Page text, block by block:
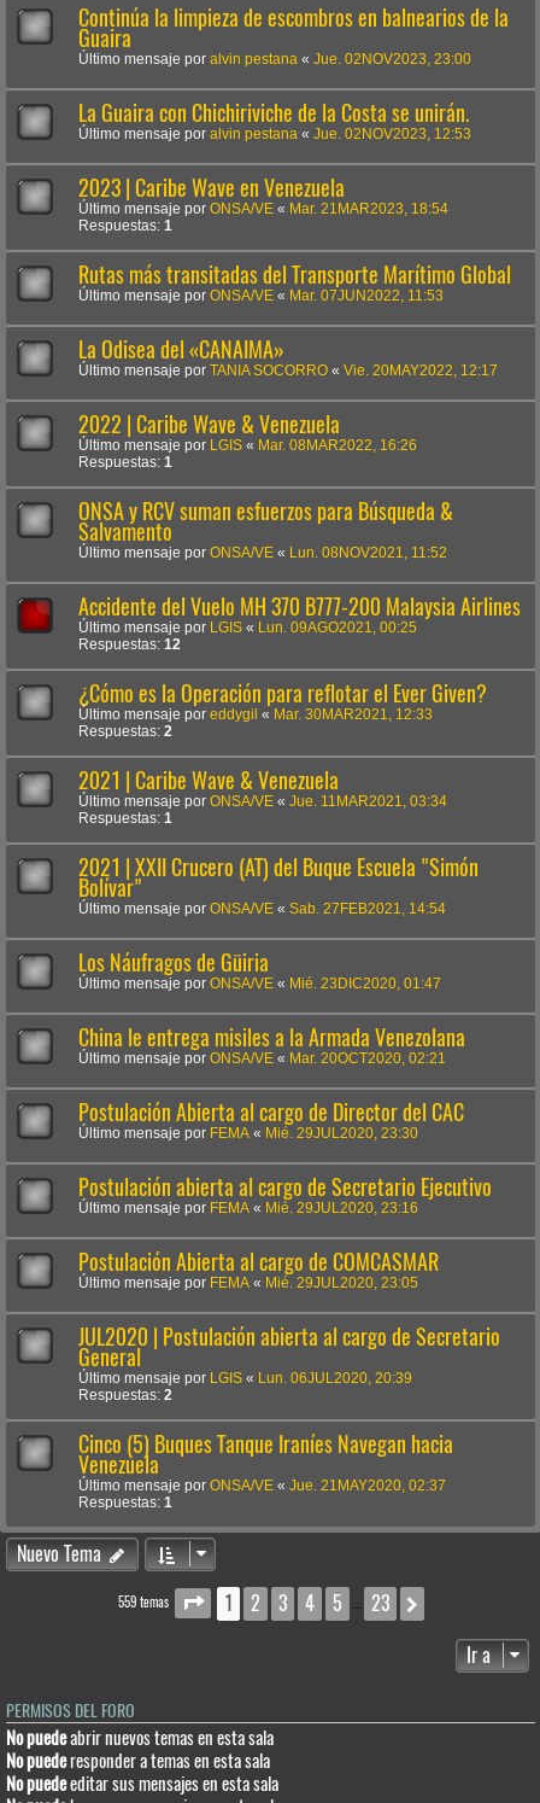
Continúa la limpieza de escombros en balnearios de la
Guaira
Último mensaje por alvin pestana « Jue. 02NOV2023, 23:00
La Guaira con Chichiriviche de la Costa se unirán.
Último mensaje por alvin pestana « Jue. 02NOV2023, 12:53
2023 | Caribe Wave en Venezuela
Último mensaje por ONSA/VE « Mar. 21MAR2023, 18:54
Respuestas: 1
Rutas más transitadas del Transporte Marítimo Global
Último mensaje por ONSA/VE « Mar. 07JUN2022, 11:53
La Odisea del «CANAIMA»
Último mensaje por TANIA SOCORRO « Vie. 20MAY2022, 12:17
2022 | Caribe Wave & Venezuela
Último mensaje por LGIS « Mar. 08MAR2022, 16:26
Respuestas: 1
ONSA y RCV suman esfuerzos para Búsqueda &
Salvamento
Último mensaje por ONSA/VE « Lun. 08NOV2021, 11:52
Accidente del Vuelo MH 370 B777-200 Malaysia Airlines
Último mensaje por LGIS «
Lun. 09AGO2021, 00:25
Respuestas: 12
¿Cómo es la Operación para reflotar el Ever Given?
Último mensaje por eddygil « Mar. 30MAR2021, 12:33
Respuestas: 2
2021 | Caribe Wave & Venezuela
Último mensaje por ONSA/VE « Jue. 11MAR2021, 03:34
Respuestas: 1
2021 | XXII Crucero (AT) del Buque Escuela "Simón
Bolívar"
Último mensaje por ONSA/VE « Sab. 27FEB2021, 14:54
Los Náufragos de Güiria
Último mensaje por ONSA/VE « Mié. 23DIC2020, 01:47
China le entrega misiles a la Armada Venezolana
Último mensaje por ONSA/VE « Mar. 20OCT2020, 02:21
Postulación Abierta al cargo de Director del CAC
Último mensaje por FEMA « Mié. 29JUL2020, 23:30
Postulación abierta al cargo de Secretario Ejecutivo
Último mensaje por FEMA « Mié. 29JUL2020, 23:16
Postulación Abierta al cargo de COMCASMAR
Último mensaje por FEMA « Mié. 29JUL2020, 23:05
JUL2020 | Postulación abierta al cargo de Secretario
General
Último mensaje por LGIS «
Lun. 06JUL2020, 20:39
Respuestas: 2
Cinco (5) Buques Tanque Iraníes Navegan hacia
Venezuela
Último mensaje por ONSA/VE « Jue. 21MAY2020, 02:37
Respuestas: 1
Nuevo Tema
559 temas Página1 de 23
1 2 3 4 5 … 23
Ir a
PERMISOS DEL FORO
No puedeabrir nuevos temas en esta sala
No puederesponder a temas en esta sala
No puedeeditar sus mensajes en esta sala